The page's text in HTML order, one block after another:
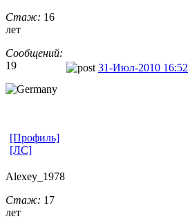
Стаж: 16
лет
Сообщений:
19
31-Июл-2010 16:52
[Профиль]
[ЛС]
Alexey_1978
Стаж: 17
лет